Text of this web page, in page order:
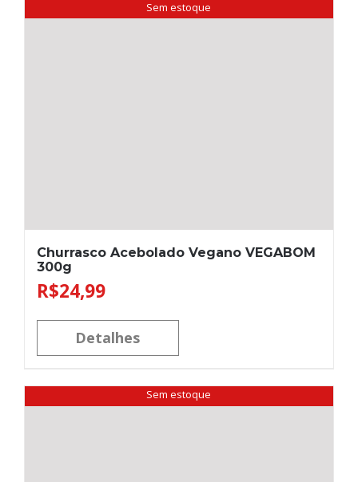
Sem estoque
Churrasco Acebolado Vegano VEGABOM
300g
R$24,99
Detalhes
Sem estoque